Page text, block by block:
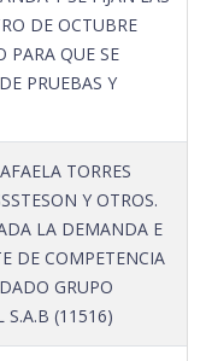
DE OCTUBRE
PARA QUE SE
PRUEBAS Y
TORRES
Y OTROS.
LA DEMANDA E
DE COMPETENCIA
GRUPO
S.A.B (11516)